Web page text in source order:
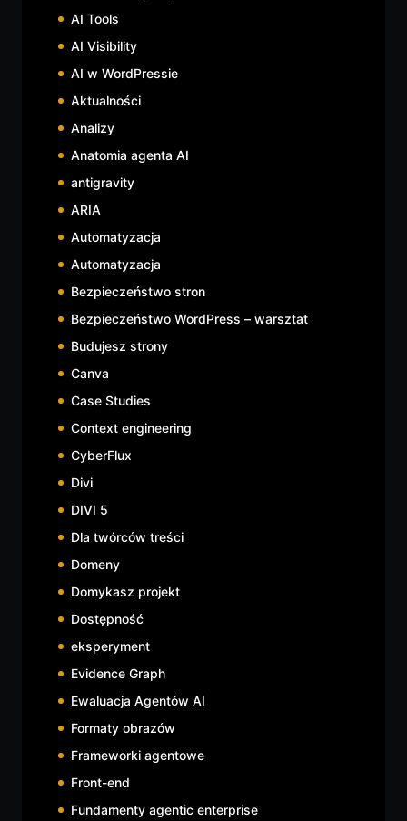
AI Tools
AI Visibility
AI w WordPressie
Aktualności
Analizy
Anatomia agenta AI
antigravity
ARIA
Automatyzacja
Automatyzacja
Bezpieczeństwo stron
Bezpieczeństwo WordPress – warsztat
Budujesz strony
Canva
Case Studies
Context engineering
CyberFlux
Divi
DIVI 5
Dla twórców treści
Domeny
Domykasz projekt
Dostępność
eksperyment
Evidence Graph
Ewaluacja Agentów AI
Formaty obrazów
Frameworki agentowe
Front-end
Fundamenty agentic enterprise